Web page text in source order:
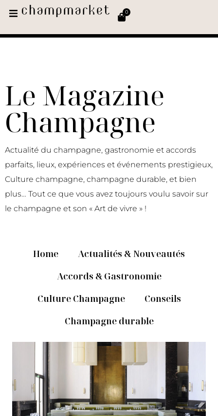
0
Le Magazine
Champagne
Actualité du champagne, gastronomie et accords
parfaits, lieux, expériences et événements prestigieux,
Culture champagne, champagne durable, et bien
plus… Tout ce que vous avez toujours voulu savoir sur
le champagne et son « Art de vivre » !
Home
Actualités & Nouveautés
Accords & Gastronomie
Culture Champagne
Conseils
Champagne durable